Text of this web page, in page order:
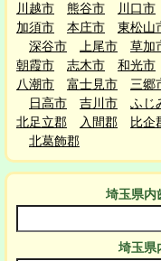
川越市
熊谷市 川口市
加須市
本庄市 東松山
深谷市
上尾市 草加
朝霞市
志木市 和光市
八潮市
富士見市 三郷
日高市
吉川市 ふじ
北足立郡
入間郡 比企
北葛飾郡
埼玉県内
埼玉県